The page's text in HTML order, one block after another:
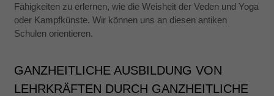
Fähigkeiten zu erlernen, wie die Weisheit der Veden und Yoga
oder Kampfkünste. Wir können uns an diesen antiken
Schulen orientieren.
GANZHEITLICHE AUSBILDUNG VON
LEHRKRÄFTEN DURCH GANZHEITLICHE